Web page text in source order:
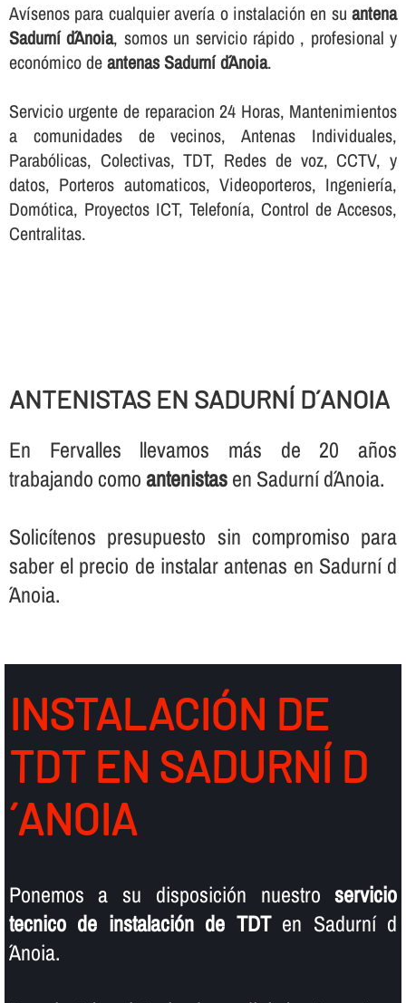
Aví­senos para cualquier averí­a o instalación en suantena
Sadurní d´Anoia, somos un servicio rápido , profesional y
económico deantenas Sadurní d´Anoia.
Servicio urgente de reparacion 24 Horas, Mantenimientos
a comunidades de vecinos, Antenas Individuales,
Parabólicas, Colectivas, TDT, Redes de voz, CCTV, y
datos, Porteros automaticos, Videoporteros, Ingenierí­a,
Domótica, Proyectos ICT, Telefoní­a, Control de Accesos,
Centralitas.
ANTENISTAS EN SADURNÍ D´ANOIA
En Fervalles llevamos más de 20 años
trabajando comoantenistasen Sadurní d´Anoia.
Solicí­tenos presupuesto sin compromiso para
saber el precio de instalar antenas en Sadurní d
´Anoia.
INSTALACIÓN DE
TDT EN SADURNÍ D
´ANOIA
Ponemos a su disposición nuestroservicio
tecnico de instalación de TDTen Sadurní d
´Anoia.